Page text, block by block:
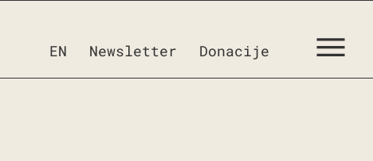
EN Newsletter Donacije